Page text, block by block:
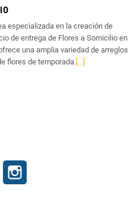
especializada en la creación de
de entrega de Flores a Somicilio en
una amplia variedad de arreglos
flores de temporada. [...]
Pinterest